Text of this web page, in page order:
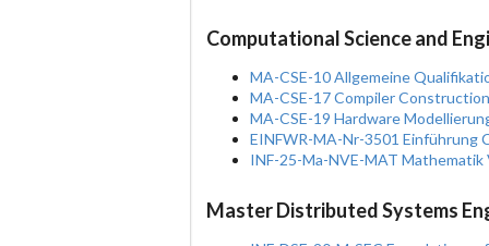
Computational Science and
MA-CSE-10 Allgemeine
MA-CSE-17 Compiler Construction
MA-CSE-19 Hardware
EINFWR-MA-Nr-3501 Einführung
INF-25-Ma-NVE-MAT
Master Distributed Systems